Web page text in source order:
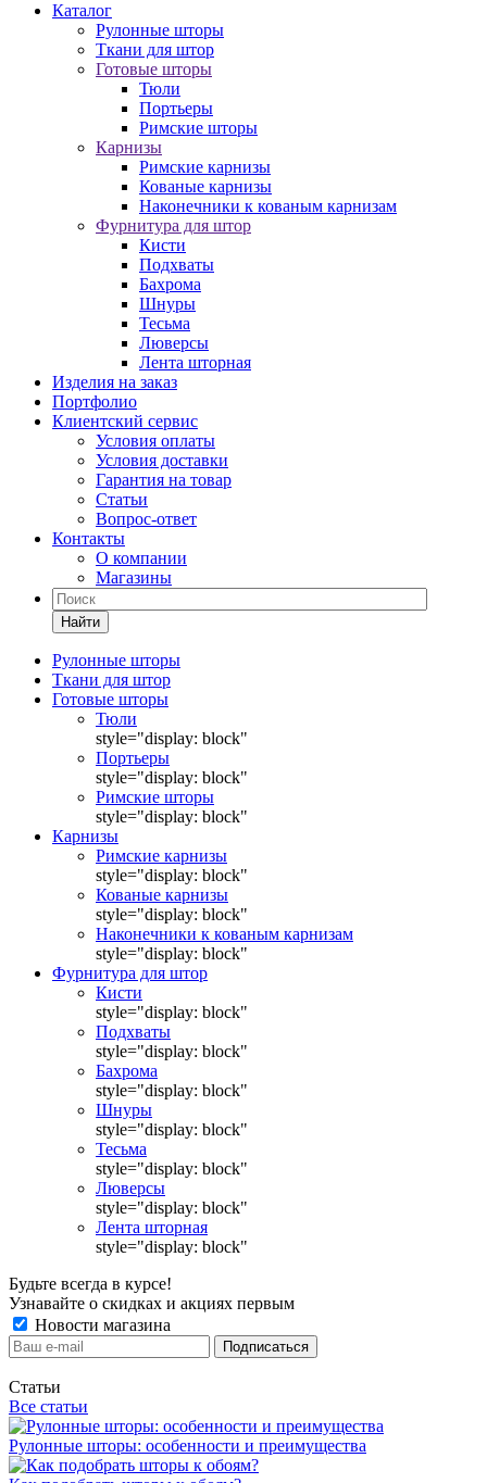
Каталог
Рулонные шторы
Ткани для штор
Готовые шторы
Тюли
Портьеры
Римские шторы
Карнизы
Римские карнизы
Кованые карнизы
Наконечники к кованым карнизам
Фурнитура для штор
Кисти
Подхваты
Бахрома
Шнуры
Тесьма
Люверсы
Лента шторная
Изделия на заказ
Портфолио
Клиентский сервис
Условия оплаты
Условия доставки
Гарантия на товар
Статьи
Вопрос-ответ
Контакты
О компании
Магазины
Найти
Рулонные шторы
Ткани для штор
Готовые шторы
Тюли
style="display: block"
Портьеры
style="display: block"
Римские шторы
style="display: block"
Карнизы
Римские карнизы
style="display: block"
Кованые карнизы
style="display: block"
Наконечники к кованым карнизам
style="display: block"
Фурнитура для штор
Кисти
style="display: block"
Подхваты
style="display: block"
Бахрома
style="display: block"
Шнуры
style="display: block"
Тесьма
style="display: block"
Люверсы
style="display: block"
Лента шторная
style="display: block"
Будьте всегда в курсе!
Узнавайте о скидках и акциях первым
Новости магазина
Статьи
Все статьи
Рулонные шторы: особенности и преимущества